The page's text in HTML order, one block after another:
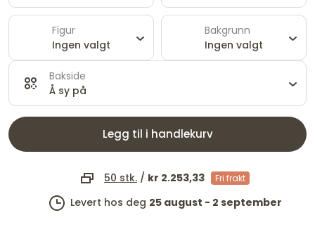
Figur
Ingen valgt
Bakgrunn
Ingen valgt
Bakside
Å sy på
Legg til i handlekurv
50 stk. / kr 2.253,33 Fri frakt
Levert hos deg 25 august - 2 september